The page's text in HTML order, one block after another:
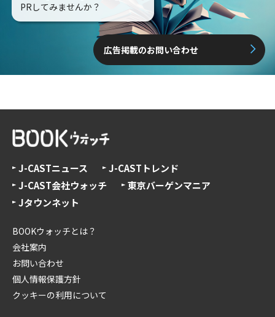
PRしてみませんか？
広告掲載のお問い合わせ
J-CASTニュース
J-CASTトレンド
J-CAST会社ウォッチ
東京バーゲンマニア
Jタウンネット
BOOKウォッチとは？
会社案内
お問い合わせ
個人情報保護方針
クッキーの利用について